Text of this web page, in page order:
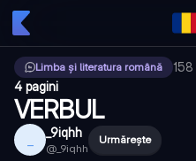
Limba și literatura română 158
4 pagini
VERBUL
_9iqhh
@ _9iqhh
Urmărește